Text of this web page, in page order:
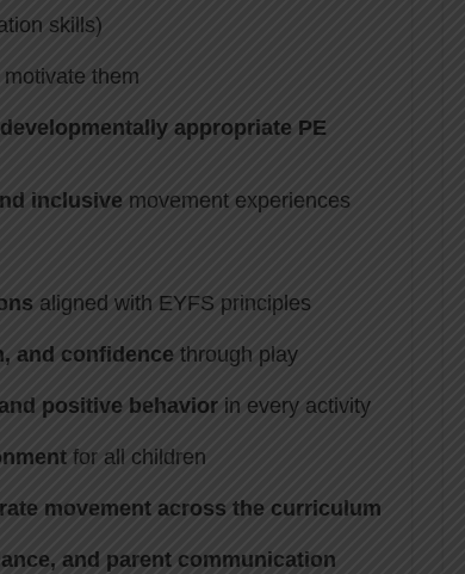
skills)
them
developmentally appropriate PE
inclusive movement experiences
aligned with EYFS principles
and confidencethrough play
positive behaviorin every activity
for all children
movement across the curriculum
and parent communication